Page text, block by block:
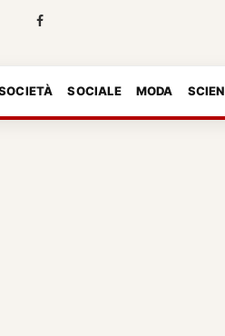
SOCIALE MODA